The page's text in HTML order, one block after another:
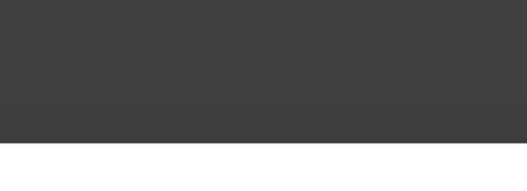
zum Salzburg Hauptbahnhof und bietet eine gute
Verkehrsmitteln der Stadt.